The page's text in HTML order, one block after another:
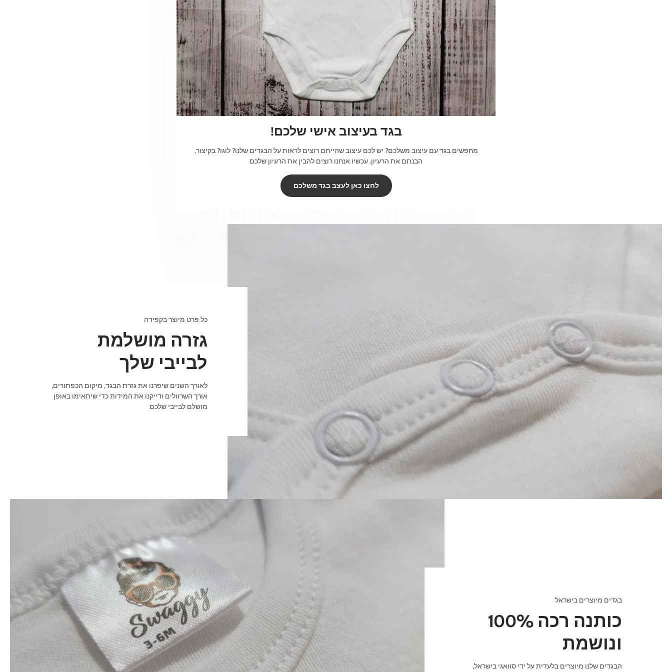
בגד בעיצוב אישי שלכם!
מחפשים בגד עם עיצוב משלכם? יש לכם עיצוב שהייתם רוצים לראות על הבגדים שלנו? לוגו? בקיצור,
הבנתם את הרעיון. עכשיו אנחנו רוצים להבין את הרעיון שלכם
לחצו כאן לעצב בגד משלכם
כל פרט מיוצר בקפידה
גזרה מושלמת
לבייבי שלך
לאורך השנים שיפרנו את גזרת הבגד, מיקום הכפתורים,
אורך השרוולים ודייקנו את המידות כדי שיתאימו באופן
מושלם לבייבי שלכם
בגדים מיוצרים בישראל
100% כותנה רכה
ונושמת
הבגדים שלנו מיוצרים בלעדית על ידי סוואגי בישראל,